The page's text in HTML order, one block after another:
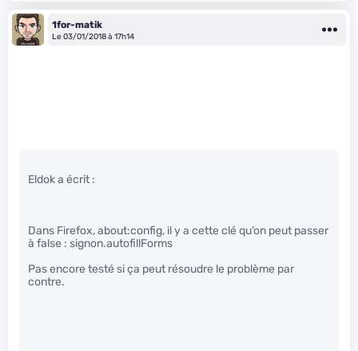
1for-matik
Le 03/01/2018 à 17h14
Eldok a écrit :
Dans Firefox, about:config, il y a cette clé qu’on peut passer
à false : signon.autofillForms
Pas encore testé si ça peut résoudre le problème par
contre.